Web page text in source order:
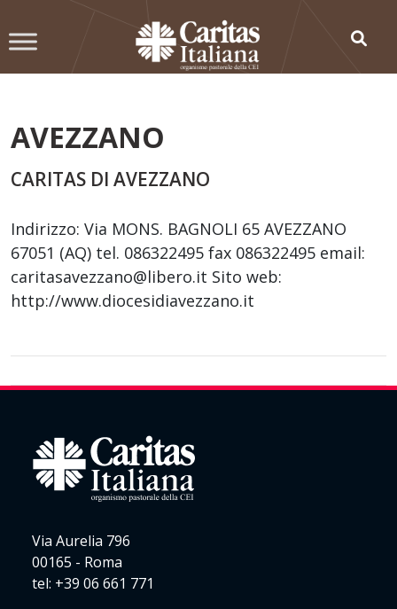
to
AVEZZANO
CARITAS DI AVEZZANO
Indirizzo: Via MONS. BAGNOLI 65 AVEZZANO
67051 (AQ) tel. 086322495 fax 086322495 email:
caritasavezzano@libero.it Sito web:
http://www.diocesidiavezzano.it
Via Aurelia 796
00165 - Roma
tel: +39 06 661 771